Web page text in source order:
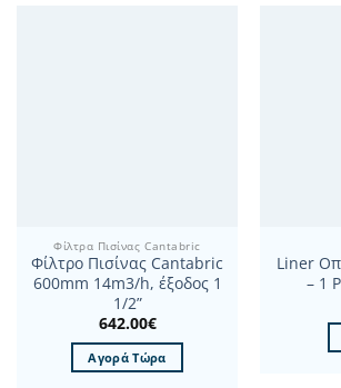
Φίλτρα Πισίνας Cantabric
Φίλτρο Πισίνας Cantabric
600mm 14m3/h, έξοδος 1
1/2”
642.00€
Αγορά Τώρα
Liner
– 1